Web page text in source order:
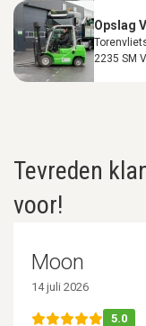
Opslag
2235 SM
Tevreden
voor!
Moon
14 juli 2026
5.0